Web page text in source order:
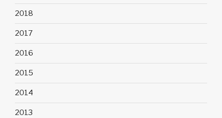
2018
2017
2016
2015
2014
2013